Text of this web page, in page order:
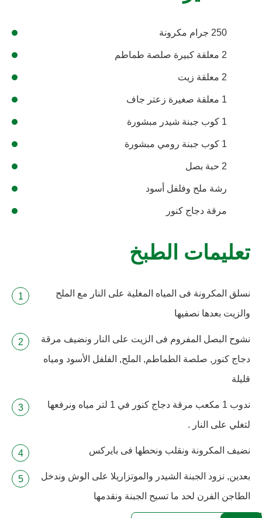
250 جرام مكرونة
2 معلقة كبيرة صلصة طماطم
2 معلقة زيت
1 معلقة صغيرة زعتر جاف
1 كوب جبنة شيدر مبشورة
1 كوب جبنة رومي مبشورة
2 حبة بصل
رشة ملح وفلفل أسود
مرقة دجاج كنور
تعليمات الطبخ
نسلق المكرونة فى المياه المغلية على النار مع الملح
والزيت بعدها نصفيها
نشوح البصل المفروم فى الزيت على النار ونضيف مرقة
دجاج كنور, صلصة الطماطم, الملح, الفلفل الأسود ومياه
قليلة
ندوب 1 مكعب مرقة دجاج كنور في 1 لتر مياه ونرفعها
لتغلي على النار .
نضيف المكرونة ونقلب ونحطها فى بايركس
بعدين, نزود الجبنة الشيدر والموتزاريلا على الوش وندخل
الطاجن الفرن لحد ما تسيح الجبنة ونقدمها